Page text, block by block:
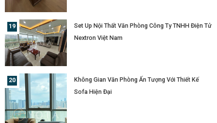
Set Up Nội Thất Văn Phòng Công Ty TNHH Điện Tử
Nextron Việt Nam
Không Gian Văn Phòng Ấn Tượng Với Thiết Kế
Sofa Hiện Đại